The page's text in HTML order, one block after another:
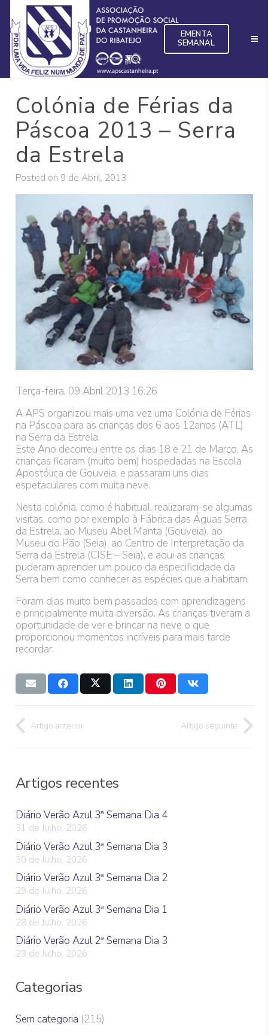
EMENTA
SEMANAL
Colónia de Férias da
Páscoa 2013 – Serra
da Estrela
Posted on 9 de Abril, 2013
Terça-feira, 09 Abril 2013 16:26
A APS organizou mais uma vez uma Colónia de Férias
na Páscoa para as crianças dos 6 aos 12anos (ATL)
na Serra da Estrela.
Este Ano decorreu entre os dias 18 e 21 de Março. As
crianças ficaram (muito bem) hospedadas na Escola
Apostólica de Gouveia, e passaram uns dias
espetaculares com muita neve.
Nesta colónia, como é habitual, realizaram-se algumas
visitas, como por exemplo à Fábrica das Águas Serra
da Estrela, ao Museu Abel Manta (Gouveia), ao
Museu do Pão (Seia), ao Centro de Interpretação da
Serra da Estrela (CISE – Seia), e aqui as crianças
puderam aprender um pouco da especificidade da
Serra bem como conhecer as espécies que a habitam.
Foram dias muito bem passados com aprendizagens
e principalmente muita diversão. As crianças tiveram a
oportunidade de ver e brincar na neve o que
proporcionou momentos incríveis para mais tarde
recordar.
Artigo anterior Artigo seguinte
Artigos recentes
Diário Verão Azul 3ª Semana Dia 4
31 de Julho, 2026
Diário Verão Azul 3ª Semana Dia 3
30 de Julho, 2026
Diário Verão Azul 3ª Semana Dia 2
29 de Julho, 2026
Diário Verão Azul 3ª Semana Dia 1
28 de Julho, 2026
Diário Verão Azul 2ª Semana Dia 3
23 de Julho, 2026
Categorias
Sem categoria (215)